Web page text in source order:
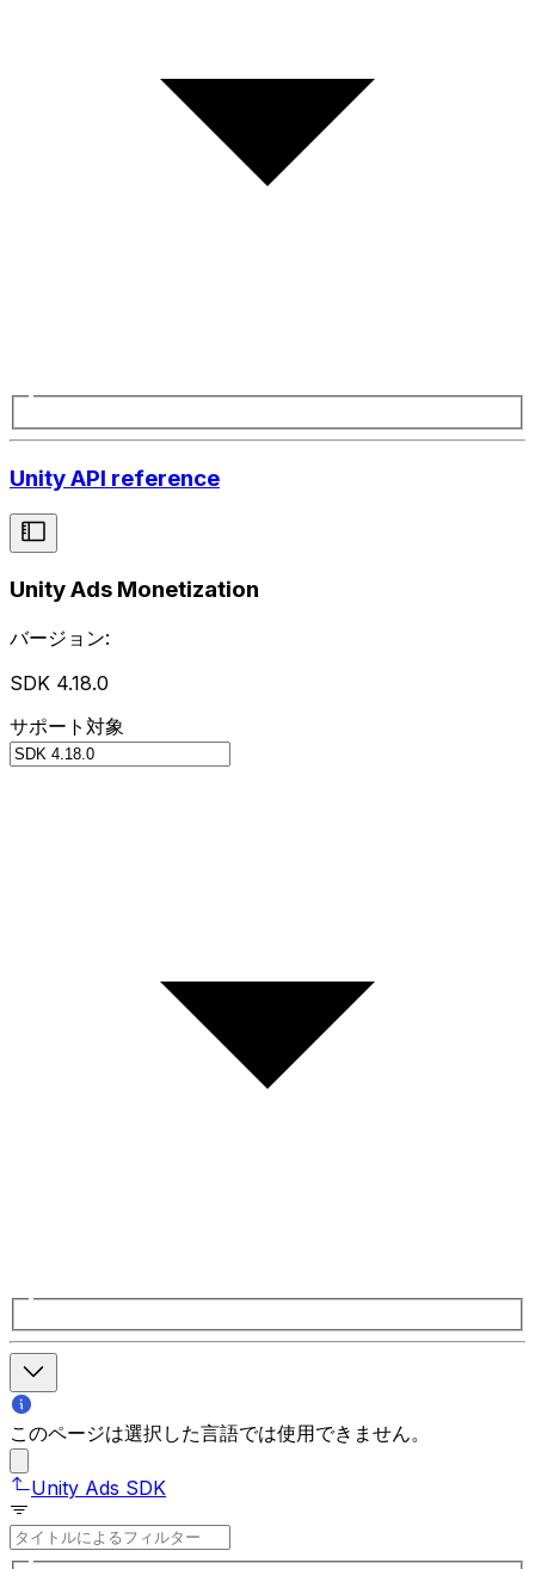
Unity API reference
Unity Ads Monetization
バージョン:
SDK 4.18.0
サポート対象
このページは選択した言語では使用できません。
Unity Ads SDK